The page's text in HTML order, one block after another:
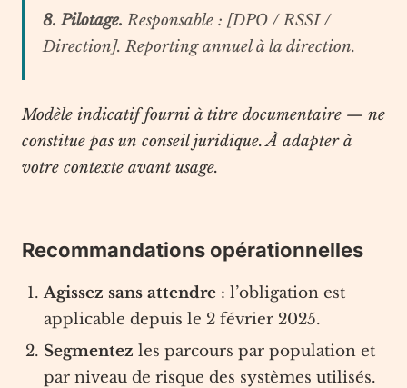
8. Pilotage. Responsable : [DPO / RSSI /
Direction]. Reporting annuel à la direction.
Modèle indicatif fourni à titre documentaire — ne
constitue pas un conseil juridique. À adapter à
votre contexte avant usage.
Recommandations opérationnelles
Agissez sans attendre : l’obligation est
applicable depuis le 2 février 2025.
Segmentez les parcours par population et
par niveau de risque des systèmes utilisés.